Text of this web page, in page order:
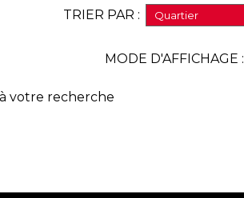
TRIER PAR : Quartier
MODE D'AFFICHAGE :
votre recherche